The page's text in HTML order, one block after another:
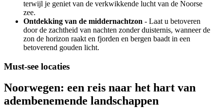
terwijl je geniet van de verkwikkende lucht van de Noorse
zee.
Ontdekking van de middernachtzon - Laat u betoveren
door de zachtheid van nachten zonder duisternis, wanneer de
zon de horizon raakt en fjorden en bergen baadt in een
betoverend gouden licht.
Must-see locaties
Noorwegen: een reis naar het hart van
adembenemende landschappen